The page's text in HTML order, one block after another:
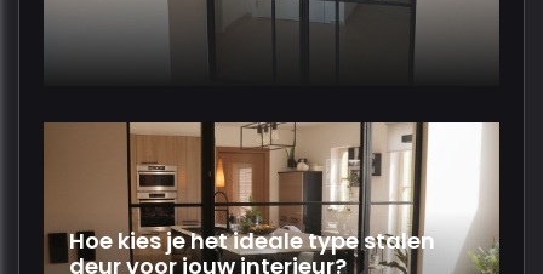
Hoe kies je het ideale type stalen
deur voor jouw interieur?